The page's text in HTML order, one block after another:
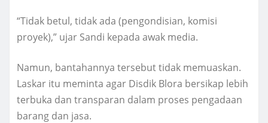
“Tidak betul, tidak ada (pengondisian, komisi
proyek),” ujar Sandi kepada awak media.
Namun, bantahannya tersebut tidak memuaskan.
Laskar itu meminta agar Disdik Blora bersikap lebih
terbuka dan transparan dalam proses pengadaan
barang dan jasa.